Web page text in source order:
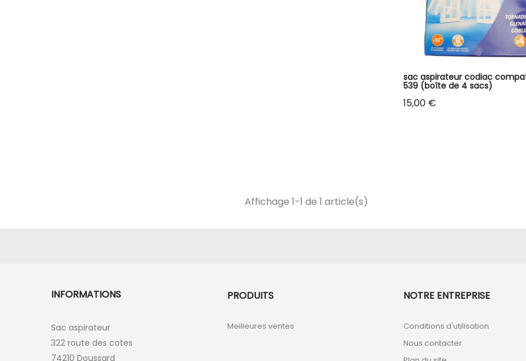
sac aspirateur codiac
539 (boîte de 4 sacs)
Prix
15,00 €
Affichage 1-1 de 1 article(s)
INFORMATIONS
Sac aspirateur
322 route des cotes
74210 Doussard
PRODUITS
Meilleures ventes
NOTRE ENTREPRISE
Conditions d'utilisation
Nous contacter